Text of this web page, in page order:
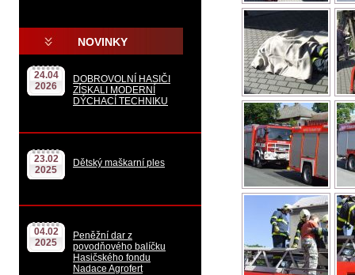
NOVINKY
24.04
2026
DOBROVOLNÍ HASIČI
ZÍSKALI MODERNÍ
DÝCHACÍ TECHNIKU
23.02
2025
Dětský maškarní ples
04.02
2025
Peněžní dar z
povodňového balíčku
Hasičského fondu
Nadace Agrofert